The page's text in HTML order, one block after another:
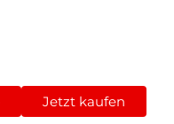
Jetzt kaufen